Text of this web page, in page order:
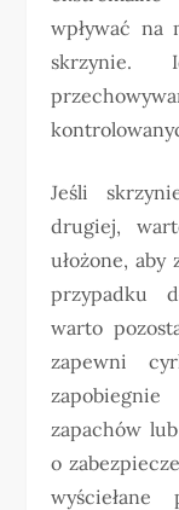
wpływać na
skrzynie.
Jeśli
drugiej,
ułożone,
przypadku
warto
zapewni
zapachów
o